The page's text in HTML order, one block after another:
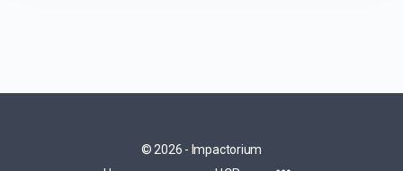
© 2026 - Impactorium